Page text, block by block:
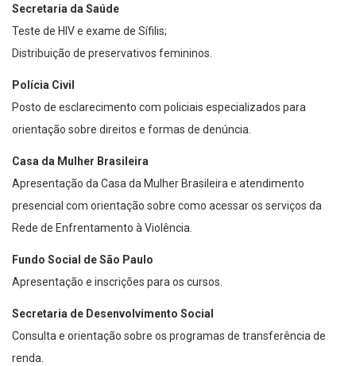
Secretaria da Saúde
Teste de HIV e exame de Sífilis;
Distribuição de preservativos femininos.
Polícia Civil
Posto de esclarecimento com policiais especializados para
orientação sobre direitos e formas de denúncia.
Casa da Mulher Brasileira
Apresentação da Casa da Mulher Brasileira e atendimento
presencial com orientação sobre como acessar os serviços da
Rede de Enfrentamento à Violência.
Fundo Social de São Paulo
Apresentação e inscrições para os cursos.
Secretaria de Desenvolvimento Social
Consulta e orientação sobre os programas de transferência de
renda.